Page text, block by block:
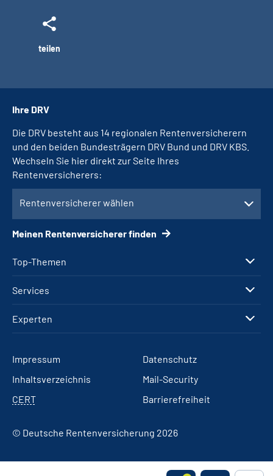
teilen
Top-Themen
Services
Experten
Ihre DRV
Die DRV besteht aus 14 regionalen Rentenversicherern
und den beiden Bundesträgern DRV Bund und DRV KBS.
Wechseln Sie hier direkt zur Seite Ihres
Rentenversicherers:
Rentenversicherer wählen
Meinen Rentenversicherer finden
Impressum
Datenschutz
Inhaltsverzeichnis
Mail-Security
CERT
Barrierefreiheit
© Deutsche Rentenversicherung 2026